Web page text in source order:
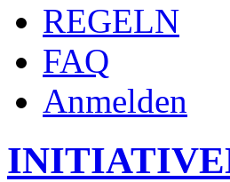
REGELN
FAQ
Anmelden